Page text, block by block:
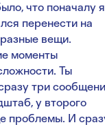
что поначалу я
перенести на
вещи.
моменты
Ты
три
у второго
проблемы. И